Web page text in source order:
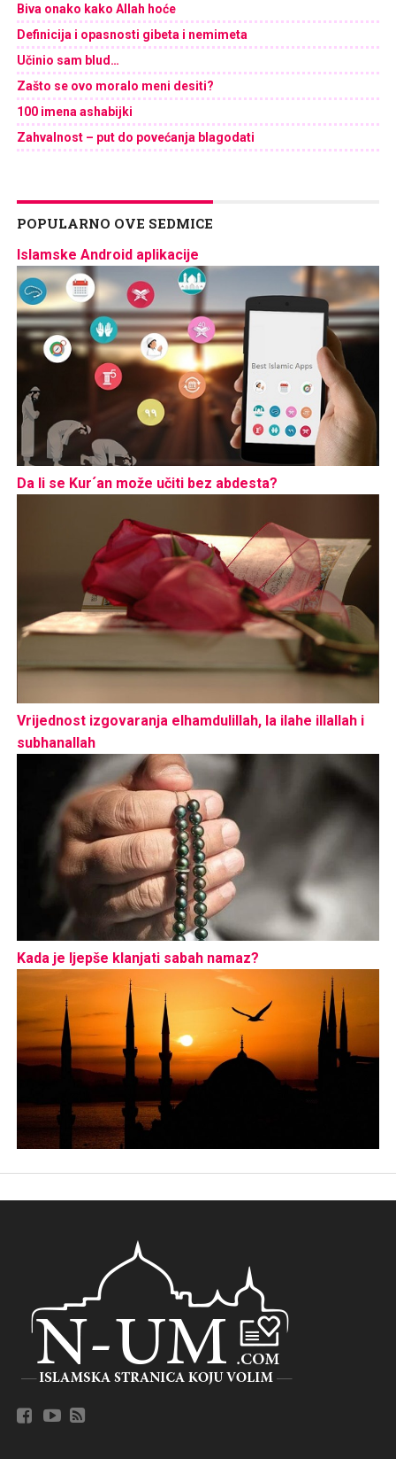
Biva onako kako Allah hoće
Definicija i opasnosti gibeta i nemimeta
Učinio sam blud…
Zašto se ovo moralo meni desiti?
100 imena ashabijki
Zahvalnost – put do povećanja blagodati
POPULARNO OVE SEDMICE
Islamske Android aplikacije
Da li se Kur´an može učiti bez abdesta?
Vrijednost izgovaranja elhamdulillah, la ilahe illallah i
subhanallah
Kada je ljepše klanjati sabah namaz?